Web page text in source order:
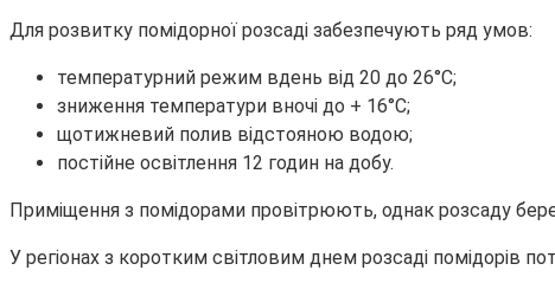
Для розвитку помідорної розсаді забезпечують ряд умов:
температурний режим вдень від 20 до 26°С;
зниження температури вночі до + 16°С;
щотижневий полив відстояною водою;
постійне освітлення 12 годин на добу.
Приміщення з помідорами провітрюють, однак розсаду
У регіонах з коротким світловим днем розсаді помідорів